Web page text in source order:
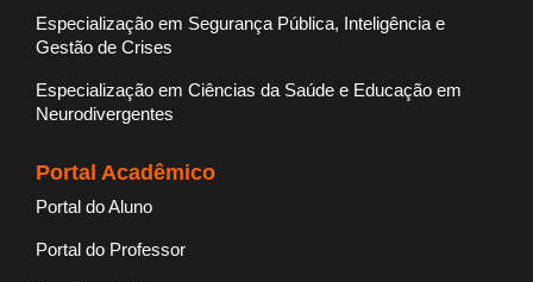
Especialização em Segurança Pública, Inteligência e
Gestão de Crises
Especialização em Ciências da Saúde e Educação em
Neurodivergentes
Portal Acadêmico
Portal do Aluno
Portal do Professor